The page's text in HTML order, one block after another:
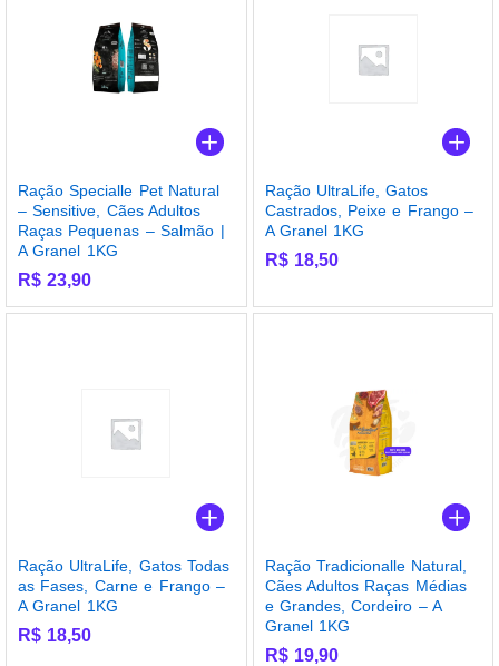
Ração Specialle Pet Natural
– Sensitive, Cães Adultos
Raças Pequenas – Salmão |
A Granel 1KG
R$ 23,90
Ração UltraLife, Gatos
Castrados, Peixe e Frango –
A Granel 1KG
R$18,50
Ração UltraLife, Gatos Todas
as Fases, Carne e Frango –
A Granel 1KG
R$ 18,50
Ração Tradicionalle Natural,
Cães Adultos Raças Médias
e Grandes, Cordeiro – A
Granel 1KG
R$19,90